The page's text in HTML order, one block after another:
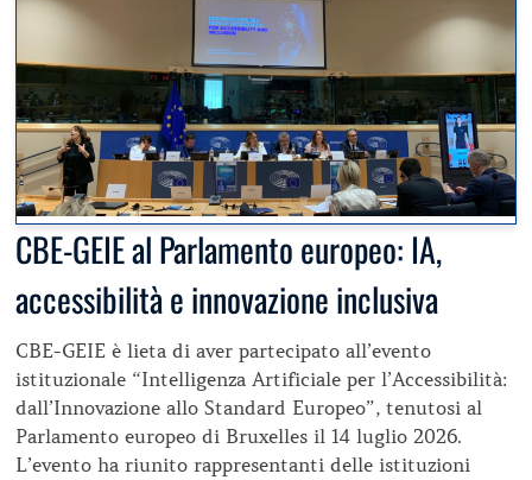
CBE-GEIE al Parlamento europeo: IA,
accessibilità e innovazione inclusiva
CBE-GEIE è lieta di aver partecipato all’evento
istituzionale “Intelligenza Artificiale per l’Accessibilità:
dall’Innovazione allo Standard Europeo”, tenutosi al
Parlamento europeo di Bruxelles il 14 luglio 2026.
L’evento ha riunito rappresentanti delle istituzioni